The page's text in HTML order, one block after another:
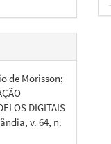
de Morisson;
DIGITAIS
v. 64, n.